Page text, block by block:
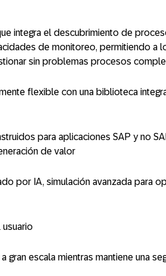
integra el descubrimiento de
de monitoreo, permitiendo a
sin problemas procesos
flexible con una biblioteca
para aplicaciones SAP y no
de valor
por IA, simulación avanzada para
usuario
escala mientras mantiene una